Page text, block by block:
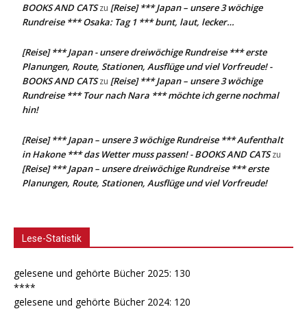
BOOKS AND CATSzu [Reise] *** Japan – unsere 3 wöchige
Rundreise *** Osaka: Tag 1 *** bunt, laut, lecker…
[Reise] *** Japan - unsere dreiwöchige Rundreise *** erste
Planungen, Route, Stationen, Ausflüge und viel Vorfreude! -
BOOKS AND CATSzu [Reise] *** Japan – unsere 3 wöchige
Rundreise *** Tour nach Nara *** möchte ich gerne nochmal
hin!
[Reise] *** Japan – unsere 3 wöchige Rundreise *** Aufenthalt
in Hakone *** das Wetter muss passen! - BOOKS AND CATSzu
[Reise] *** Japan – unsere dreiwöchige Rundreise *** erste
Planungen, Route, Stationen, Ausflüge und viel Vorfreude!
Lese-Statistik
gelesene und gehörte Bücher 2025: 130
****
gelesene und gehörte Bücher 2024: 120